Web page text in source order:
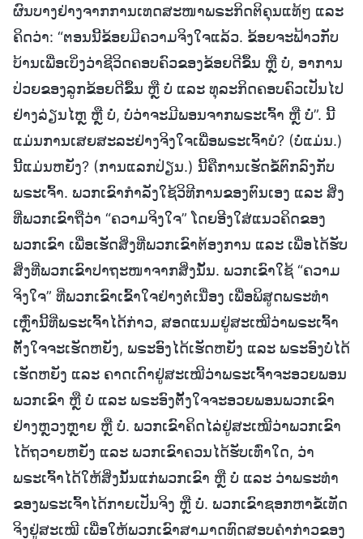
ຜົນບາງຢ່າງຈາກການເທດສະໜາພຣະກິດຕິຄຸນແທ້ໆ ແລະ
ຄິດວ່າ: “ຕອນນີ້ຂ້ອຍມີຄວາມຈິງໃຈແລ້ວ. ຂ້ອຍຈະຟ້າວກັບ
ບ້ານເພື່ອເບິ່ງວ່າຊີວິດຄອບຄົວຂອງຂ້ອຍດີຂຶ້ນ ຫຼື ບໍ່, ອາການ
ປ່ວຍຂອງລູກຂ້ອຍດີຂຶ້ນ ຫຼື ບໍ່ ແລະ ທຸລະກິດຄອບຄົວເປັນໄປ
ຢ່າງລ່ຽນໄຫຼ ຫຼື ບໍ່, ບໍ່ວ່າຈະມີພອນຈາກພຣະເຈົ້າ ຫຼື ບໍ່”. ນີ້
ແມ່ນການເສຍສະລະຢ່າງຈິງໃຈເພື່ອພຣະເຈົ້າບໍ? (ບໍ່ແມ່ນ.)
ນີ້ແມ່ນຫຍັງ? (ການແລກປ່ຽນ.) ນີ້ຄືການເຮັດຂໍ້ຕົກລົງກັບ
ພຣະເຈົ້າ. ພວກເຂົາກຳລັງໃຊ້ວິທີການຂອງຕົນເອງ ແລະ ສິ່ງ
ທີ່ພວກເຂົາຖືວ່າ “ຄວາມຈິງໃຈ” ໂດຍອີງໃສ່ແນວຄິດຂອງ
ພວກເຂົາ ເພື່ອເຮັດສິ່ງທີ່ພວກເຂົາຕ້ອງການ ແລະ ເພື່ອໄດ້ຮັບ
ສິ່ງທີ່ພວກເຂົາປາຖະໜາຈາກສິ່ງນັ້ນ. ພວກເຂົາໃຊ້ “ຄວາມ
ຈິງໃຈ” ທີ່ພວກເຂົາເຂົ້າໃຈຢ່າງຕໍ່ເນື່ອງ ເພື່ອພິສູດພຣະທຳ
ເຫຼົ່ານີ້ທີ່ພຣະເຈົ້າໄດ້ກ່າວ, ສອດແນມຢູ່ສະເໝີວ່າພຣະເຈົ້າ
ຕັ້ງໃຈຈະເຮັດຫຍັງ, ພຣະອົງໄດ້ເຮັດຫຍັງ ແລະ ພຣະອົງບໍ່ໄດ້
ເຮັດຫຍັງ ແລະ ຄາດເດົາຢູ່ສະເໝີວ່າພຣະເຈົ້າຈະອວຍພອນ
ພວກເຂົາ ຫຼື ບໍ່ ແລະ ພຣະອົງຕັ້ງໃຈຈະອວຍພອນພວກເຂົາ
ຢ່າງຫຼວງຫຼາຍ ຫຼື ບໍ່. ພວກເຂົາຄິດໄລ່ຢູ່ສະເໝີວ່າພວກເຂົາ
ໄດ້ຖວາຍຫຍັງ ແລະ ພວກເຂົາຄວນໄດ້ຮັບເທົ່າໃດ, ວ່າ
ພຣະເຈົ້າໄດ້ໃຫ້ສິ່ງນັ້ນແກ່ພວກເຂົາ ຫຼື ບໍ່ ແລະ ວ່າພຣະທຳ
ຂອງພຣະເຈົ້າໄດ້ກາຍເປັນຈິງ ຫຼື ບໍ່. ພວກເຂົາຊອກຫາຂໍ້ເທັດ
ຈິງຢູ່ສະເໝີ ເພື່ອໃຫ້ພວກເຂົາສາມາດທົດສອບຄຳກ່າວຂອງ